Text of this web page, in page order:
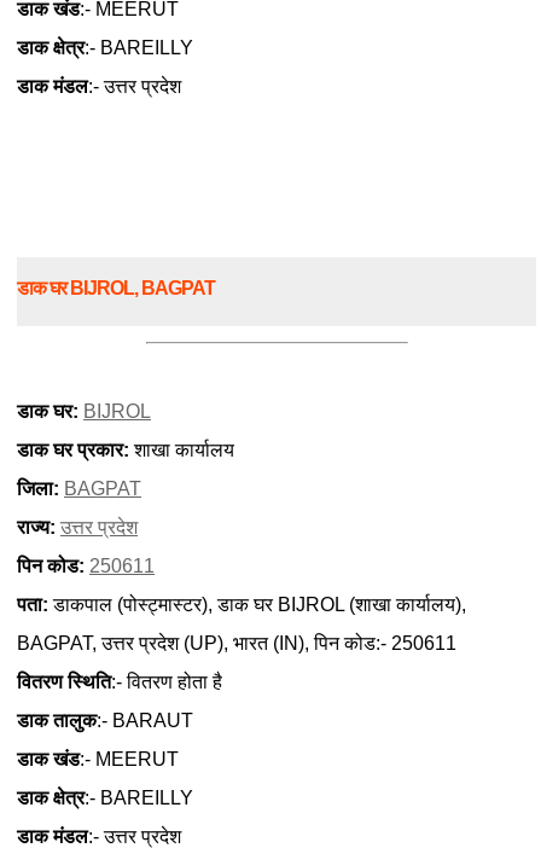
डाक खंड:- MEERUT
डाक क्षेत्र:- BAREILLY
डाक मंडल:- उत्तर प्रदेश
डाक घर BIJROL, BAGPAT
डाक घर: BIJROL
डाक घर प्रकार: शाखा कार्यालय
जिला: BAGPAT
राज्य: उत्तर प्रदेश
पिन कोड: 250611
पता: डाकपाल (पोस्ट्मास्टर), डाक घर BIJROL (शाखा कार्यालय),
BAGPAT, उत्तर प्रदेश (UP), भारत (IN), पिन कोड:- 250611
वितरण स्थिति:- वितरण होता है
डाक तालुक:- BARAUT
डाक खंड:- MEERUT
डाक क्षेत्र:- BAREILLY
डाक मंडल:- उत्तर प्रदेश